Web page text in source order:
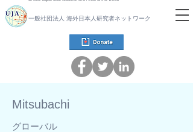
一般社団法人 海外日本人研究者ネットワーク
Mitsubachi
グローバル